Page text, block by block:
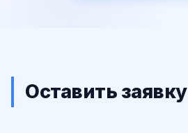
Оставить заявку